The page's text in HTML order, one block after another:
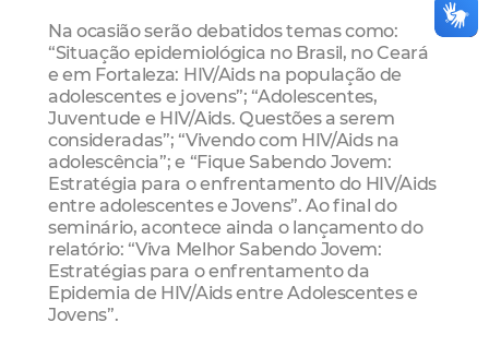
Na ocasião serão debatidos temas como:
“Situação epidemiológica no Brasil, no Ceará
e em Fortaleza: HIV/Aids na população de
adolescentes e jovens”; “Adolescentes,
Juventude e HIV/Aids. Questões a serem
consideradas”; “Vivendo com HIV/Aids na
adolescência”; e “Fique Sabendo Jovem:
Estratégia para o enfrentamento do HIV/Aids
entre adolescentes e Jovens”. Ao final do
seminário, acontece ainda o lançamento do
relatório: “Viva Melhor Sabendo Jovem:
Estratégias para o enfrentamento da
Epidemia de HIV/Aids entre Adolescentes e
Jovens”.